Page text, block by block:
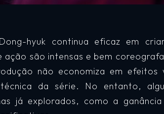
hyuk continua eficaz em
ação são intensas e bem
não economiza em efeitos
da série. No entanto,
já explorados, como a